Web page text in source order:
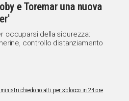
e Toremar una nuova
occuparsi della sicurezza:
controllo distanziamento